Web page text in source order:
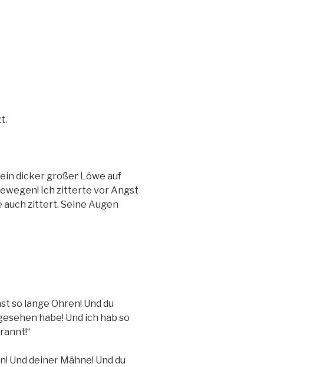
dicker großer Löwe auf
Ich zitterte vor Angst
auch zittert. Seine Augen
so lange Ohren! Und du
habe! Und ich hab so
Und deiner Mähne! Und du